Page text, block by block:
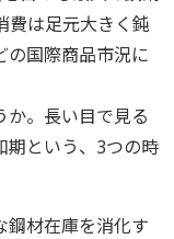
費は足元大きく鈍
の国際商品市況に
か。長い目で見る
という、3つの時
鋼材在庫を消化す